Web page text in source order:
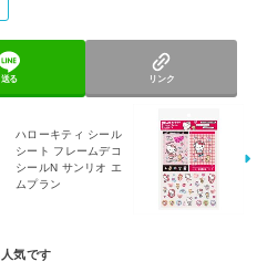
送る リンク
ハローキティ シール
シート フレームデコ
シールN サンリオ エ
ムプラン